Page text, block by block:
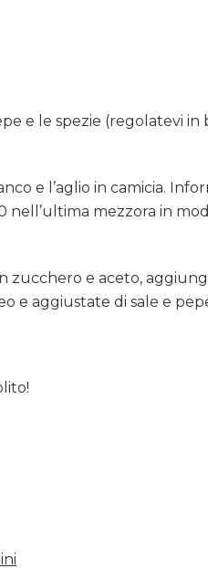
e le spezie (regolatevi in
e l’aglio in camicia.
mezzora in
zucchero e aceto,
e aggiustate di sale e